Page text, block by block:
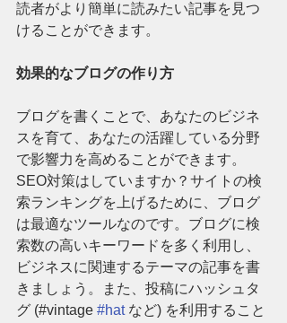
読者がより簡単に読みたい記事を見つ
けることができます。
効果的なブログの作り方
ブログを書くことで、あなたのビジネ
スを育て、あなたの活躍している分野
で影響力を高めることができます。
SEO対策はしていますか？サイトの検
索ランキングを上げるために、ブログ
は最適なツールなのです。ブログに検
索数の高いキーワードを多く利用し、
ビジネスに関連するテーマの記事を書
きましょう。また、投稿にハッシュタ
グ (#vintage #hat など) を利用すること